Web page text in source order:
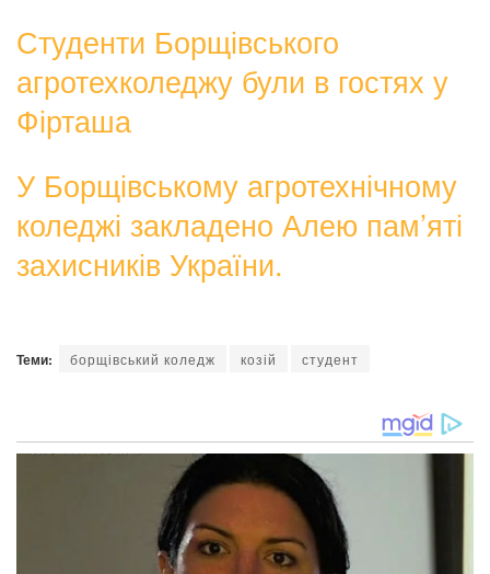
Студенти Борщівського
агротехколеджу були в гостях у
Фірташа
У Борщівському агротехнічному
коледжі закладено Алею пам’яті
захисників України.
Теми: борщівський коледж козій студент